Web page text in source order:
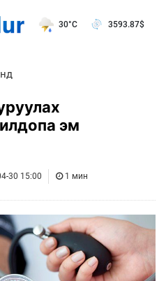
30°C 3593.87$
эм
30 15:00 1 мин